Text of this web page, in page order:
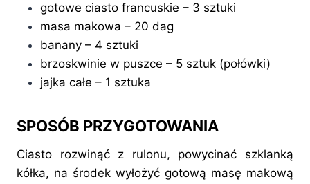
gotowe ciasto francuskie – 3 sztuki
masa makowa – 20 dag
banany – 4 sztuki
brzoskwinie w puszce – 5 sztuk (połówki)
jajka całe – 1 sztuka
SPOSÓB PRZYGOTOWANIA
Ciasto rozwinąć z rulonu, powycinać szklanką
kółka, na środek wyłożyć gotową masę makową